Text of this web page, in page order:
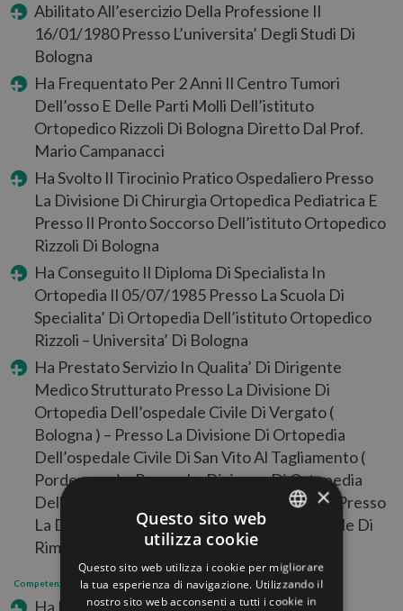
Abilitato All’esercizio Della Professione Il
16/01/1980 Presso L’universita’ Degli Studi Di
Bologna
Ha Frequentato Per 2 Anni Il Centro Tumori
Dell’osso E Delle Parti Molli Dell’istituto
Ortopedico Rizzoli Di Bologna Diretto Dal Prof.
Mario Campanacci
Ha Svolto Il Tirocinio Pratico Ospedaliero Presso
La Divisione Di Chirurgia Ortopedica Pediatrica E
Presso Il Pronto Soccorso Dell’istituto Ortopedico
Rizzoli Di Bologna
Ha Conseguito Il Diploma Di Specialista In
Ortopedia Il 05/07/1985 Presso La Scuola Di
Specialita’ Di Ortopedia Dell’istituto Ortopedico
Rizzoli – Universita’ Di Bologna
Ha Prestato Servizio In Qualita’ Di Dirigente
Medico Strutturato Presso La Divisione Di
Ortopedia Dell’ospedale Civile Di Vergato (
Bologna ) – Presso La Divisione Di Ortopedia
Dell’ospedale Civile Di San Vito Al Tagliamento (
Pordenone ) – Presso La Divisone Di Ortopedia
Dell’ospedale Civile Di Vignola ( Modena ) – Presso
La Divisione Di Ortopedia Dell’ospedale Civile Di
Rimini
Competenze Maturate
Ha Partecipato Nel 1990 Al Corso Di
ENGLISH
GERMAN
×
Questo sito web
utilizza cookie
Questo sito web utilizza i cookie per migliorare
la tua esperienza di navigazione. Utilizzando il
nostro sito web acconsenti a tutti i cookie in